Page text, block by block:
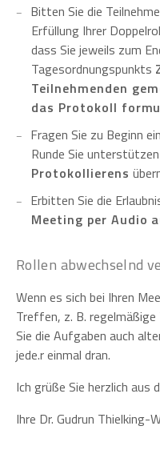
Bitten Sie die
Erfüllung Ihrer
dass Sie jeweils zum
Tagesordnungspunkts
Teilnehmenden
das Protokoll
Fragen Sie zu Beginn
Runde Sie
Protokollierens
Erbitten Sie die
Meeting per Audio
Rollen abwechselnd
Wenn es sich bei Ihren
Treffen, z. B.
Sie die Aufgaben auch
jede.r einmal dran.
Ich grüße Sie herzlich aus
Ihre Dr. Gudrun Thielking-